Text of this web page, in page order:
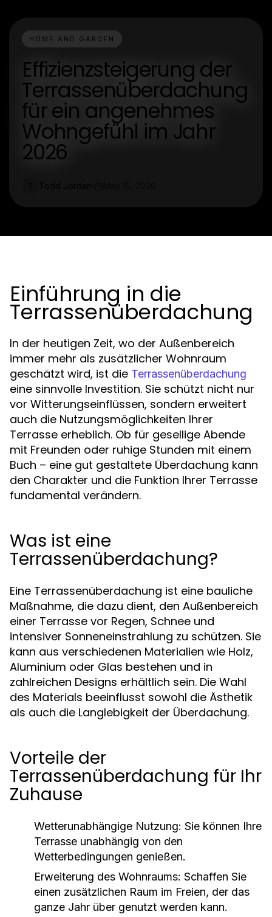
HOME AND GARDEN
Effizienzsteigerung der
Terrassenüberdachung
für ein angenehmes
Wohngefühl im Jahr
2026
Einführung in die
Terrassenüberdachung
In der heutigen Zeit, wo der Außenbereich
immer mehr als zusätzlicher Wohnraum
geschätzt wird, ist die Terrassenüberdachung
eine sinnvolle Investition. Sie schützt nicht nur
vor Witterungseinflüssen, sondern erweitert
auch die Nutzungsmöglichkeiten Ihrer
Terrasse erheblich. Ob für gesellige Abende
mit Freunden oder ruhige Stunden mit einem
Buch – eine gut gestaltete Überdachung kann
den Charakter und die Funktion Ihrer Terrasse
fundamental verändern.
Was ist eine
Terrassenüberdachung?
Eine Terrassenüberdachung ist eine bauliche
Maßnahme, die dazu dient, den Außenbereich
einer Terrasse vor Regen, Schnee und
intensiver Sonneneinstrahlung zu schützen. Sie
kann aus verschiedenen Materialien wie Holz,
Aluminium oder Glas bestehen und in
zahlreichen Designs erhältlich sein. Die Wahl
des Materials beeinflusst sowohl die Ästhetik
als auch die Langlebigkeit der Überdachung.
Vorteile der
Terrassenüberdachung für Ihr
Zuhause
Wetterunabhängige Nutzung: Sie können Ihre
Terrasse unabhängig von den
Wetterbedingungen genießen.
Erweiterung des Wohnraums: Schaffen Sie
einen zusätzlichen Raum im Freien, der das
ganze Jahr über genutzt werden kann.